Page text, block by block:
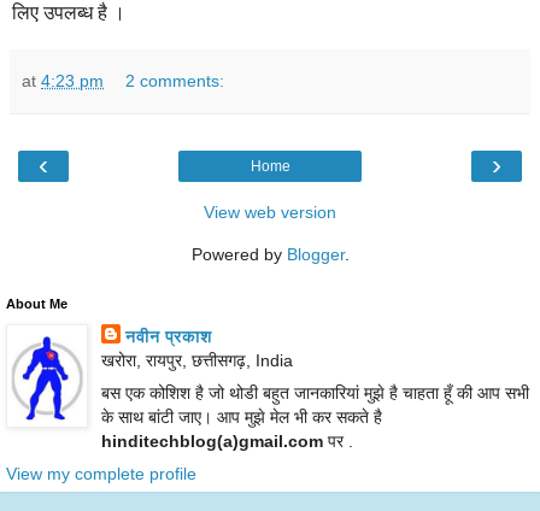
लिए उपलब्ध है ।
at 4:23 pm 2 comments:
‹ ›
Home
View web version
Powered by Blogger.
About Me
नवीन प्रकाश
खरोरा, रायपुर, छत्तीसगढ़, India
बस एक कोशिश है जो थोडी बहुत जानकारियां मुझे है चाहता हूँ की आप सभी
के साथ बांटी जाए। आप मुझे मेल भी कर सकते है
hinditechblog(a)gmail.comपर .
View my complete profile